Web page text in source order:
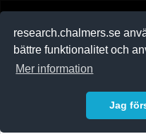
research.chalmers.se
bättre funktionalitet och
Mer information
Jag